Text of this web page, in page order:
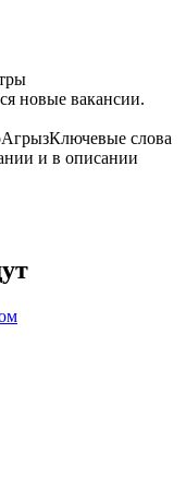
новые вакансии.
АгрызКлючевые слова
и в описании